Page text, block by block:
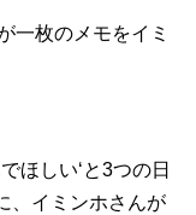
一枚のメモをイミ
ほしい‘と3つの日
、イミンホさんが